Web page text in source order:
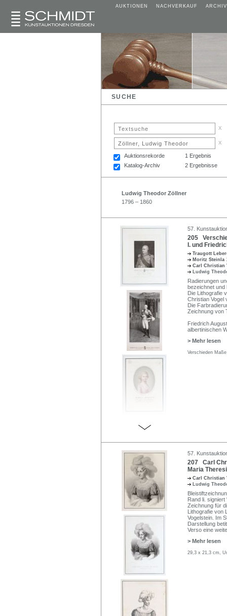
AUKTIONEN NACHVERKAUF ARCHIV
SUCHE
x
x
Auktionsrekorde
1 Ergebnis
Katalog-Archiv
2 Ergebnisse
Ludwig Theodor Zöllner
1796 – 1860
57.
205
I. und
Traugott
Moritz Steinla
Carl Christian
Ludwig
Radierungen
bezeichnet und
Die Lithografie
Christian Vogel
Die
Zeichnung von
Friedrich
albertinischen
> Mehr lesen
Verschieden
57.
207 Carl
Maria
Carl Christian
Ludwig
Rand li.
Zeichnung für
Lithografie von
Vogelstein. Im
Darstellung
Verso eine
> Mehr lesen
29,3 x 21,3 cm,